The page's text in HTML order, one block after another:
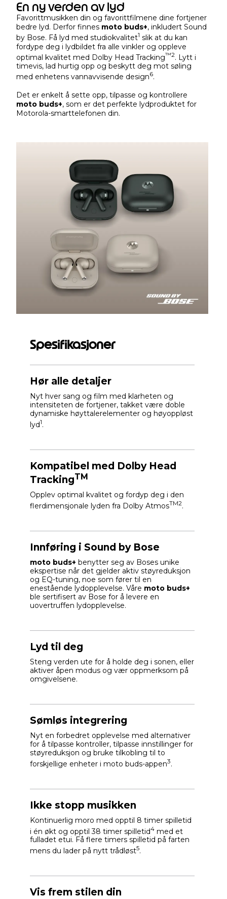
En ny verden av lyd
Favorittmusikken din og favorittfilmene dine fortjener
bedre lyd. Derfor finnes moto buds+, inkludert Sound
by Bose. Få lyd med studiokvalitet1 slik at du kan
fordype deg i lydbildet fra alle vinkler og oppleve
optimal kvalitet med Dolby Head Tracking™2. Lytt i
timevis, lad hurtig opp og beskytt deg mot søling
med enhetens vannavvisende design6.
Det er enkelt å sette opp, tilpasse og kontrollere
moto buds+, som er det perfekte lydproduktet for
Motorola-smarttelefonen din.
Spesifikasjoner
Hør alle detaljer
Nyt hver sang og film med klarheten og
intensiteten de fortjener, takket være doble
dynamiske høyttalerelementer og høyoppløst
lyd1.
Kompatibel med Dolby Head
TrackingTM
Opplev optimal kvalitet og fordyp deg i den
flerdimensjonale lyden fra Dolby AtmosTM2.
Innføring i Sound by Bose
moto buds+ benytter seg av Boses unike
ekspertise når det gjelder aktiv støyreduksjon
og EQ-tuning, noe som fører til en
enestående lydopplevelse. Våre moto buds+
ble sertifisert av Bose for å levere en
uovertruffen lydopplevelse.
Lyd til deg
Steng verden ute for å holde deg i sonen, eller
aktiver åpen modus og vær oppmerksom på
omgivelsene.
Sømløs integrering
Nyt en forbedret opplevelse med alternativer
for å tilpasse kontroller, tilpasse innstillinger for
støyreduksjon og bruke tilkobling til to
forskjellige enheter i moto buds-appen3.
Ikke stopp musikken
Kontinuerlig moro med opptil 8 timer spilletid
i én økt og opptil 38 timer spilletid4 med et
fulladet etui. Få flere timers spilletid på farten
mens du lader på nytt trådløst5.
Vis frem stilen din